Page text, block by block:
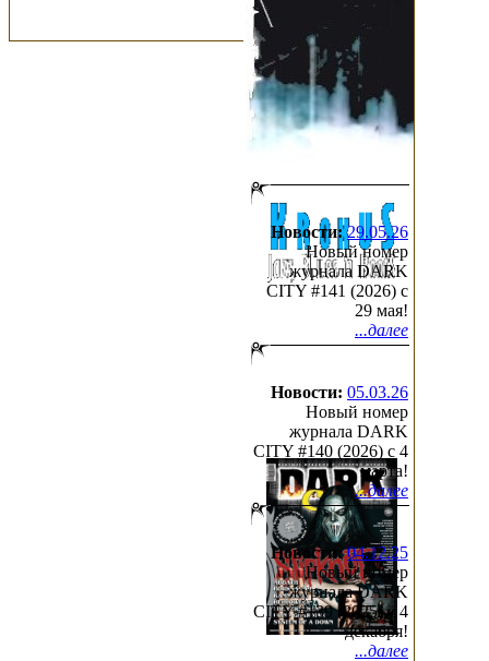
http://
Новости:29.05.26
Новый номер
журнала DARK
CITY #141 (2026) c
29 мая!
...далее
Новости: 05.03.26
Новый номер
журнала DARK
CITY #140 (2026) c 4
марта!
...далее
Новости:04.12.25
Новый номер
журнала DARK
CITY #139 (2025) c 4
декабря!
...далее